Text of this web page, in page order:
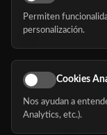
Nosotros
Síguenos
Permiten
personalización.
Cookies
Nos ayudan a
Analytics, etc.).